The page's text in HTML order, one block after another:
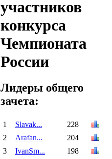
участников
конкурса
Чемпионата
России
Лидеры общего
зачета:
1 Slavak...
228
2
Arafan...
204
3
IvanSm...
198